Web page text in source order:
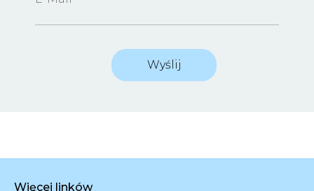
Wyślij
Więcej linków